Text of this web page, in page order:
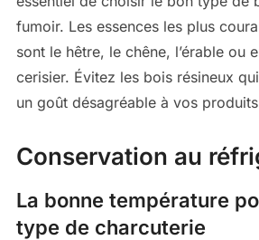
fumoir. Les essences les plus
sont le hêtre, le chêne, l’érable ou
cerisier. Évitez les bois résineux
un goût désagréable à vos
Conservation au
La bonne température
type de charcuterie